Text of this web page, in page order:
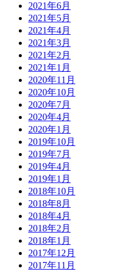
2021年6月
2021年5月
2021年4月
2021年3月
2021年2月
2021年1月
2020年11月
2020年10月
2020年7月
2020年4月
2020年1月
2019年10月
2019年7月
2019年4月
2019年1月
2018年10月
2018年8月
2018年4月
2018年2月
2018年1月
2017年12月
2017年11月